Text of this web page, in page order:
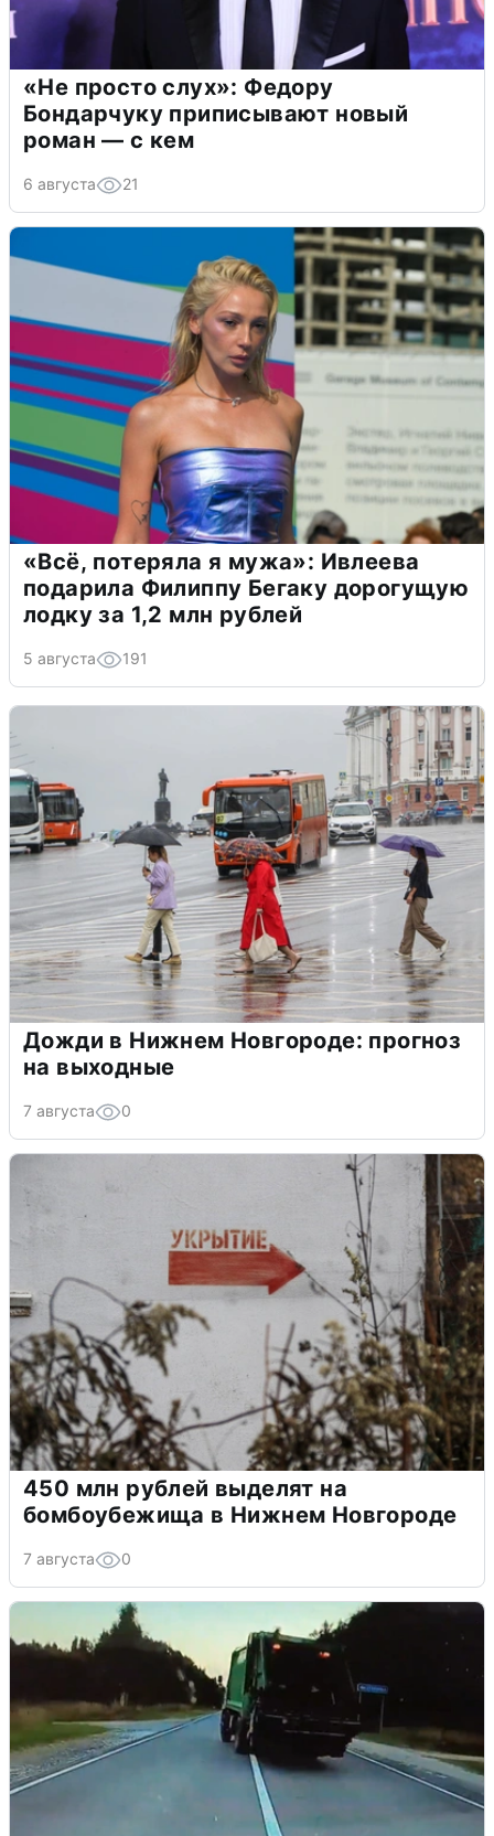
«Не просто слух»: Федору
Бондарчуку приписывают новый
роман — с кем
6 августа 21
«Всё, потеряла я мужа»: Ивлеева
подарила Филиппу Бегаку дорогущую
лодку за 1,2 млн рублей
5 августа 191
Дожди в Нижнем Новгороде: прогноз
на выходные
7 августа 0
450 млн рублей выделят на
бомбоубежища в Нижнем Новгороде
7 августа 0